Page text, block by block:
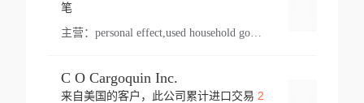
笔
主营： personal effect,used household goods
C O Cargoquin Inc.
来自美国的客户，此公司累计进口交易 2